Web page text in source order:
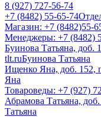
8 (927) 727-56-74
+7 (8482) 55-65-74
Магазин: +7 (8482)55-
Менеджеры: +7 (8482)
Буинова Татьяна, доб.
tlt.ruБуинова Татьяна
Ищенко Яна, доб. 152,
Яна
Товароведы: +7 (927)
Абрамова Татьяна,
Татьяна